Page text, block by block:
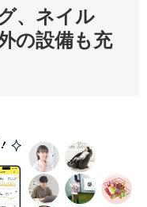
、ネイル
の設備も充